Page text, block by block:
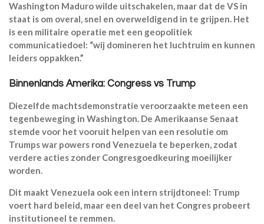
Washington Maduro wilde uitschakelen, maar dat de VS in
staat is om overal, snel en overweldigend in te grijpen. Het
is een militaire operatie met een geopolitiek
communicatiedoel: “wij domineren het luchtruim en kunnen
leiders oppakken.”
Binnenlands Amerika: Congress vs Trump
Diezelfde machtsdemonstratie veroorzaakte meteen een
tegenbeweging in Washington. De Amerikaanse Senaat
stemde voor het vooruit helpen van een resolutie om
Trumps war powers rond Venezuela te beperken, zodat
verdere acties zonder Congresgoedkeuring moeilijker
worden.
Dit maakt Venezuela ook een intern strijdtoneel: Trump
voert hard beleid, maar een deel van het Congres probeert
institutioneel te remmen.